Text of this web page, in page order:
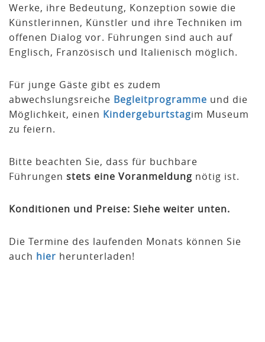
Werke, ihre Bedeutung, Konzeption sowie die
Künstlerinnen, Künstler und ihre Techniken im
offenen Dialog vor. Führungen sind auch auf
Englisch, Französisch und Italienisch möglich.
Für junge Gäste gibt es zudem
abwechslungsreiche Begleitprogramme und die
Möglichkeit, einen Kindergeburtstagim Museum
zu feiern.
Bitte beachten Sie, dass für buchbare
Führungen stets eine Voranmeldung nötig ist.
Konditionen und Preise: Siehe weiter unten.
Die Termine des laufenden Monats können Sie
auch hier herunterladen!